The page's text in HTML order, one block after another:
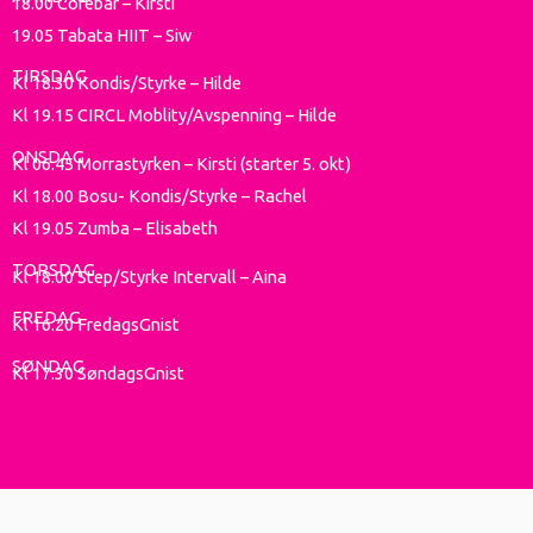
19.05 Tabata HIIT – Siw
TIRSDAG
Kl 18.30 Kondis/Styrke – Hilde
Kl 19.15 CIRCL Moblity/Avspenning – Hilde
ONSDAG
Kl 06.45 Morrastyrken – Kirsti (starter 5. okt)
Kl 18.00 Bosu- Kondis/Styrke – Rachel
Kl 19.05 Zumba – Elisabeth
TORSDAG
Kl 18.00 Step/Styrke Intervall – Aina
FREDAG
Kl 16.20 FredagsGnist
SØNDAG
Kl 17.30 SøndagsGnist